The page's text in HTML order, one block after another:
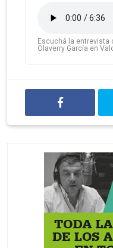
Escuchá la entrevista
Olaverry García en